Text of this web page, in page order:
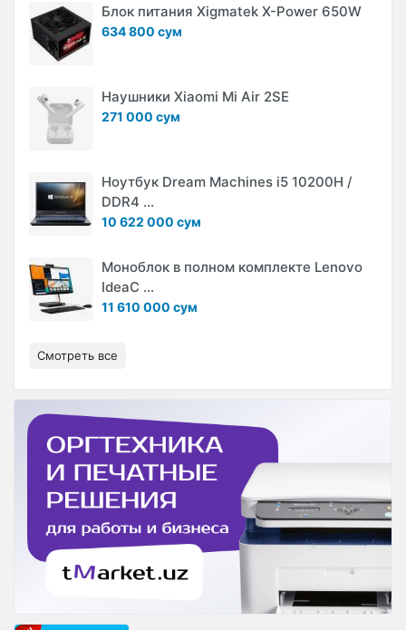
Блок питания Xigmatek X-Power 650W
634 800 сум
Наушники Xiaomi Mi Air 2SE
271 000 сум
Ноутбук Dream Machines i5 10200H /
DDR4 ...
10 622 000 сум
Моноблок в полном комплекте Lenovo
IdeaC ...
11 610 000 сум
Смотреть все